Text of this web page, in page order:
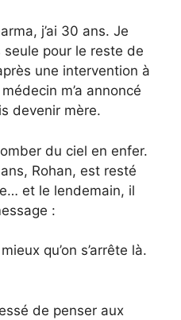
j’ai 30 ans. Je
pour le reste de
une intervention à
m’a annoncé
devenir mère.
du ciel en enfer.
Rohan, est resté
et le lendemain, il
:
qu’on s’arrête là.
de penser aux